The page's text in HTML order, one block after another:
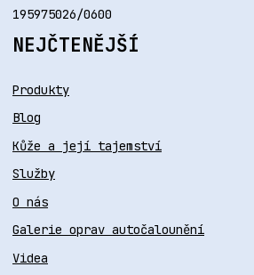
195975026/0600
NEJČTENĚJŠÍ
Produkty
Blog
Kůže a její tajemství
Služby
O nás
Galerie oprav autočalounění
Videa